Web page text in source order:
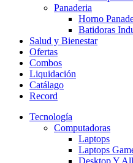
Panaderia
Horno
Batidoras
Salud y Bienestar
Ofertas
Combos
Liquidación
Catálago
Record
Tecnología
Computadoras
Laptops
Laptops